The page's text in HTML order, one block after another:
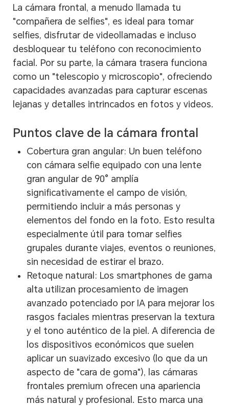
La cámara frontal, a menudo llamada tu
"compañera de selfies", es ideal para tomar
selfies, disfrutar de videollamadas e incluso
desbloquear tu teléfono con reconocimiento
facial. Por su parte, la cámara trasera funciona
como un "telescopio y microscopio", ofreciendo
capacidades avanzadas para capturar escenas
lejanas y detalles intrincados en fotos y videos.
Puntos clave de la cámara frontal
Cobertura gran angular: Un buen teléfono
con cámara selfie equipado con una lente
gran angular de 90° amplía
significativamente el campo de visión,
permitiendo incluir a más personas y
elementos del fondo en la foto. Esto resulta
especialmente útil para tomar selfies
grupales durante viajes, eventos o reuniones,
sin necesidad de estirar el brazo.
Retoque natural: Los smartphones de gama
alta utilizan procesamiento de imagen
avanzado potenciado por IA para mejorar los
rasgos faciales mientras preservan la textura
y el tono auténtico de la piel. A diferencia de
los dispositivos económicos que suelen
aplicar un suavizado excesivo (lo que da un
aspecto de "cara de goma"), las cámaras
frontales premium ofrecen una apariencia
más natural y profesional. Esto marca una